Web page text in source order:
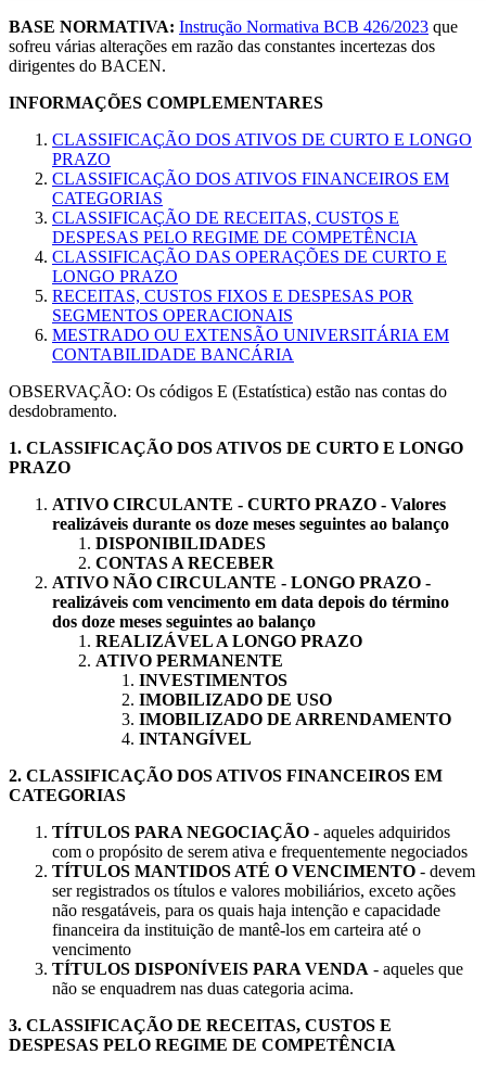
BASE NORMATIVA: Instrução Normativa BCB 426/2023 que
sofreu várias alterações em razão das constantes incertezas dos
dirigentes do BACEN.
INFORMAÇÕES COMPLEMENTARES
CLASSIFICAÇÃO DOS ATIVOS DE CURTO E LONGO
PRAZO
CLASSIFICAÇÃO DOS ATIVOS FINANCEIROS EM
CATEGORIAS
CLASSIFICAÇÃO DE RECEITAS, CUSTOS E
DESPESAS PELO REGIME DE COMPETÊNCIA
CLASSIFICAÇÃO DAS OPERAÇÕES DE CURTO E
LONGO PRAZO
RECEITAS, CUSTOS FIXOS E DESPESAS POR
SEGMENTOS OPERACIONAIS
MESTRADO OU EXTENSÃO UNIVERSITÁRIA EM
CONTABILIDADE BANCÁRIA
OBSERVAÇÃO: Os códigos E (Estatística) estão nas contas do
desdobramento.
1. CLASSIFICAÇÃO DOS ATIVOS DE CURTO E LONGO
PRAZO
ATIVO CIRCULANTE - CURTO PRAZO - Valores
realizáveis durante os doze meses seguintes ao balanço
DISPONIBILIDADES
CONTAS A RECEBER
ATIVO NÃO CIRCULANTE - LONGO PRAZO -
realizáveis com vencimento em data depois do término
dos doze meses seguintes ao balanço
REALIZÁVEL A LONGO PRAZO
ATIVO PERMANENTE
INVESTIMENTOS
IMOBILIZADO DE USO
IMOBILIZADO DE ARRENDAMENTO
INTANGÍVEL
2. CLASSIFICAÇÃO DOS ATIVOS FINANCEIROS EM
CATEGORIAS
TÍTULOS PARA NEGOCIAÇÃO - aqueles adquiridos
com o propósito de serem ativa e frequentemente negociados
TÍTULOS MANTIDOS ATÉ O VENCIMENTO - devem
ser registrados os títulos e valores mobiliários, exceto ações
não resgatáveis, para os quais haja intenção e capacidade
financeira da instituição de mantê-los em carteira até o
vencimento
TÍTULOS DISPONÍVEIS PARA VENDA - aqueles que
não se enquadrem nas duas categoria acima.
3. CLASSIFICAÇÃO DE RECEITAS, CUSTOS E
DESPESAS PELO REGIME DE COMPETÊNCIA